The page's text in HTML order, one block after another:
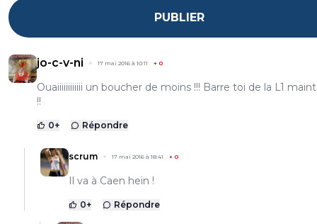
PUBLIER
jo-c-v-ni 17 mai 2016 à 10:11 + 0
Ouaiiiiiiiiiiii un boucher de moins !!! Barre toi de la L1
!!
0+ Répondre
scrum 17 mai 2016 à 18:41 + 0
Il va à Caen hein !
0+ Répondre